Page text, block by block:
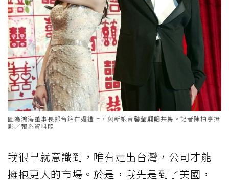
圖為鴻海董事長郭台銘在婚禮上，與新娘曾馨瑩翩翩共舞。記者陳柏亨攝
影／報系資料照
我很早就意識到，唯有走出台灣，公司才能
擁抱更大的市場。於是，我先是到了美國，